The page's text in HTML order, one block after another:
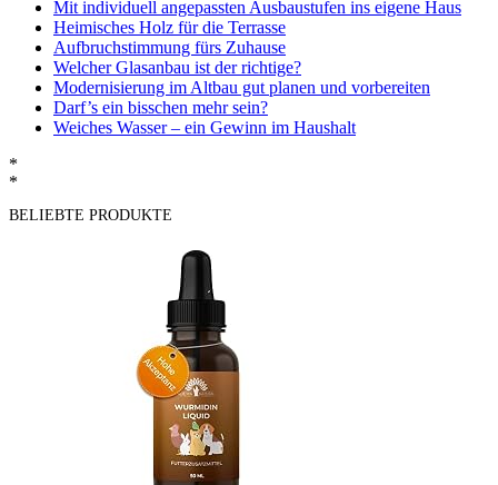
Mit individuell angepassten Ausbaustufen ins eigene Haus
Heimisches Holz für die Terrasse
Aufbruchstimmung fürs Zuhause
Welcher Glasanbau ist der richtige?
Modernisierung im Altbau gut planen und vorbereiten
Darf’s ein bisschen mehr sein?
Weiches Wasser – ein Gewinn im Haushalt
*
*
BELIEBTE PRODUKTE